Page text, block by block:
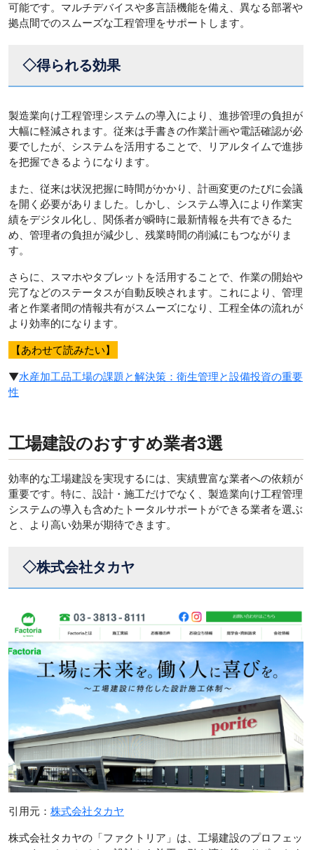
可能です。マルチデバイスや多言語機能を備え、異なる部署や
拠点間でのスムーズな工程管理をサポートします。
◇得られる効果
製造業向け工程管理システムの導入により、進捗管理の負担が
大幅に軽減されます。従来は手書きの作業計画や電話確認が必
要でしたが、システムを活用することで、リアルタイムで進捗
を把握できるようになります。
また、従来は状況把握に時間がかかり、計画変更のたびに会議
を開く必要がありました。しかし、システム導入により作業実
績をデジタル化し、関係者が瞬時に最新情報を共有できるた
め、管理者の負担が減少し、残業時間の削減にもつながりま
す。
さらに、スマホやタブレットを活用することで、作業の開始や
完了などのステータスが自動反映されます。これにより、管理
者と作業者間の情報共有がスムーズになり、工程全体の流れが
より効率的になります。
【あわせて読みたい】
▼水産加工品工場の課題と解決策：衛生管理と設備投資の重要
性
工場建設のおすすめ業者3選
効率的な工場建設を実現するには、実績豊富な業者への依頼が
重要です。特に、設計・施工だけでなく、製造業向け工程管理
システムの導入も含めたトータルサポートができる業者を選ぶ
と、より高い効果が期待できます。
◇株式会社タカヤ
引用元： 株式会社タカヤ
株式会社タカヤの「ファクトリア」は、工場建設のプロフェッ